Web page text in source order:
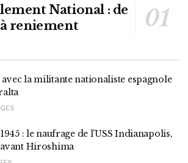
National : de
reniement
la militante nationaliste espagnole
: le naufrage de l’USS Indianapolis,
Hiroshima